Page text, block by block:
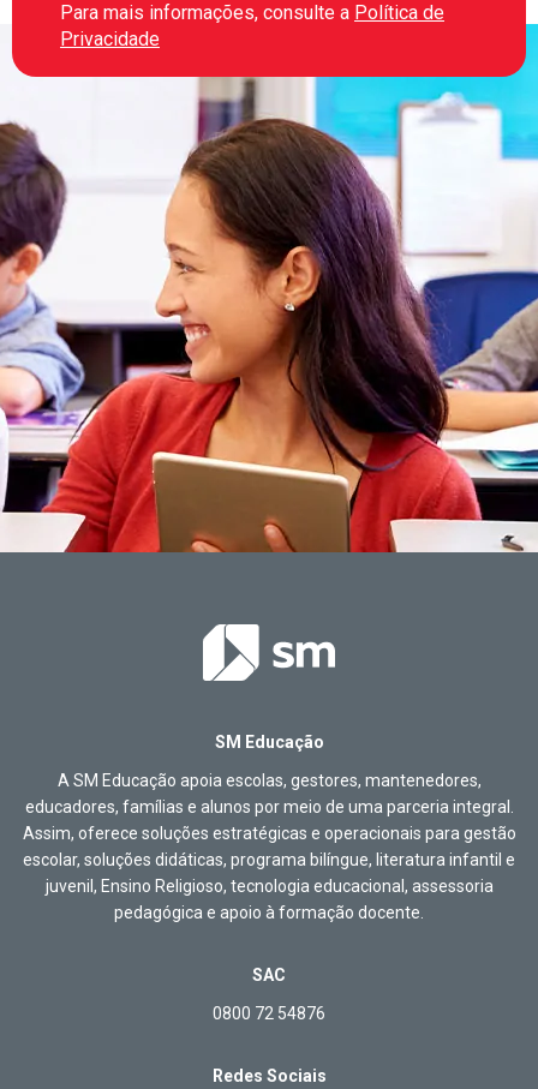
Para mais informações, consulte a Política de
Privacidade
SM Educação
A SM Educação apoia escolas, gestores, mantenedores,
educadores, famílias e alunos por meio de uma parceria integral.
Assim, oferece soluções estratégicas e operacionais para gestão
escolar, soluções didáticas, programa bilíngue, literatura infantil e
juvenil, Ensino Religioso, tecnologia educacional, assessoria
pedagógica e apoio à formação docente.
SAC
0800 72 54876
Redes Sociais